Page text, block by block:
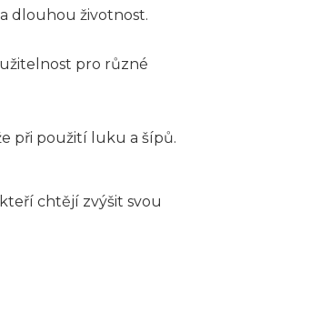
dlouhou životnost.
pro různé
při použití luku a šípů.
chtějí zvýšit svou